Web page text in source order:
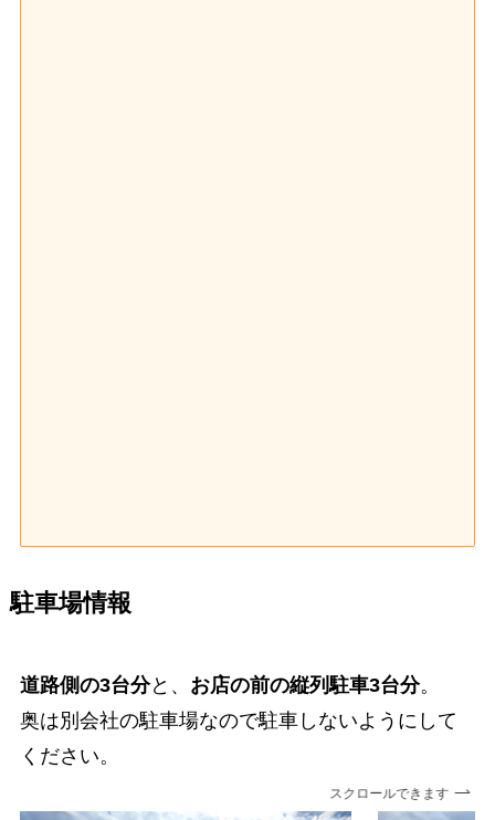
駐車場情報
道路側の3台分と、 お店の前の縦列駐車3台分。
奥は別会社の駐車場なので駐車しないようにして
ください。
スクロールできます